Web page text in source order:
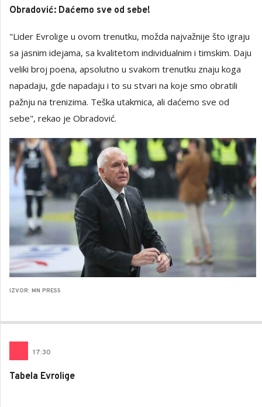
Obradović: Daćemo sve od sebe!
"Lider Evrolige u ovom trenutku, možda najvažnije što igraju
sa jasnim idejama, sa kvalitetom individualnim i timskim. Daju
veliki broj poena, apsolutno u svakom trenutku znaju koga
napadaju, gde napadaju i to su stvari na koje smo obratili
pažnju na trenizima. Teška utakmica, ali daćemo sve od
sebe", rekao je Obradović.
IZVOR: MN PRESS
17:30
Tabela Evrolige